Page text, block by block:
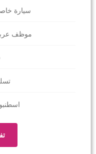
سيارة
موظف عربي